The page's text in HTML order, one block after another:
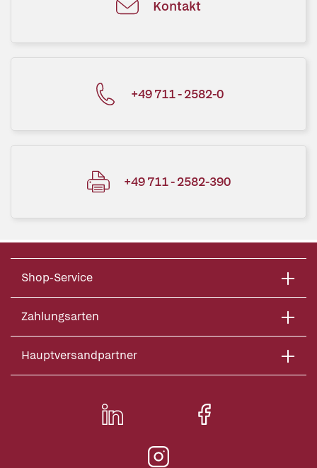
Kontakt
+49 711 - 2582-0
+49 711 - 2582-390
Shop-Service
Zahlungsarten
Hauptversandpartner